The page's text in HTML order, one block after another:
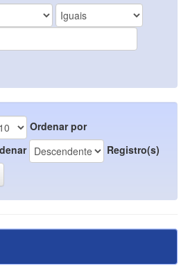
Ordenar por
Registro(s)